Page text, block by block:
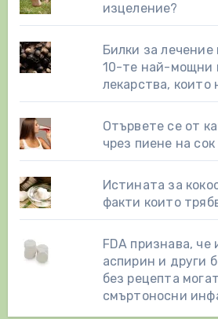
изцеление?
Билки за
10-те най-мощни
лекарства, които
Отървете се от
чрез пиене на сок
Истината за
факти които
FDA признава, че
аспирин и други
без рецепта
смъртоносни